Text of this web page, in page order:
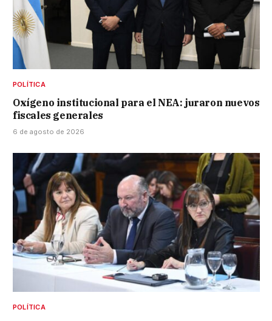
POLÍTICA
Oxígeno institucional para el NEA: juraron nuevos
fiscales generales
6 de agosto de 2026
POLÍTICA